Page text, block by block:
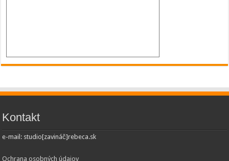
Kontakt
e-mail: studio[zavináč]rebeca.sk
Ochrana osobných údajov